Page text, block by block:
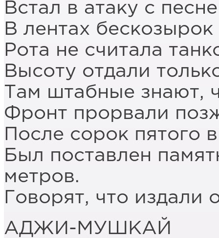
Встал в атаку с
В лентах бескозырок
Рота не считала
Высоту отдали
Там штабные знают,
Фронт прорвали
После сорок пятого
Был поставлен
метров.
Говорят, что издали
АДЖИ-МУШКАЙ